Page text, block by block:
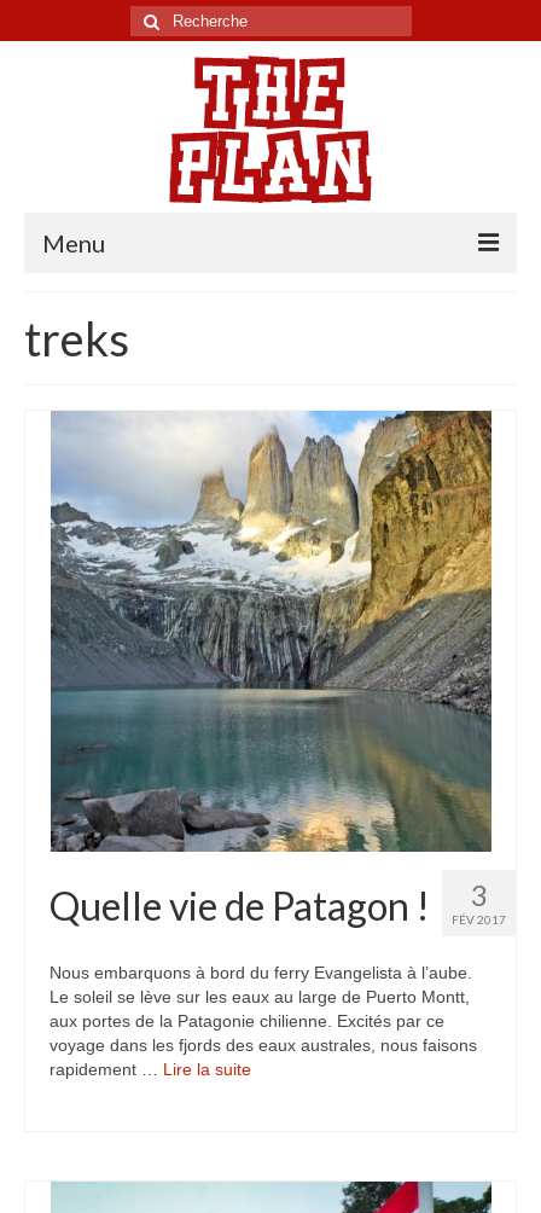
Rechercher
:
Menu
Chili
Pérou
Equateur
Colombie
Etats-Unis
Indonésie
Malaisie
Thaïlande
Birmanie
Cambodge
Laos
Chine
Kirghizstan
Ouzbekistan
treks
3
FÉV 2017
Quelle vie de Patagon !
Nous embarquons à bord du ferry Evangelista à l’aube.
Le soleil se lève sur les eaux au large de Puerto Montt,
aux portes de la Patagonie chilienne. Excités par ce
voyage dans les fjords des eaux australes, nous faisons
rapidement … Lire la suite­­